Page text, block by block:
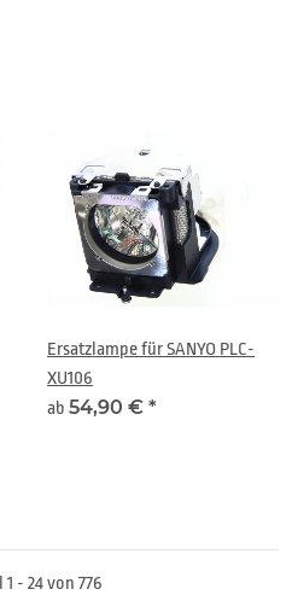
Ersatzlampe für SANYO PLC-
XU106
ab 54,90 € *
- 24 von 776